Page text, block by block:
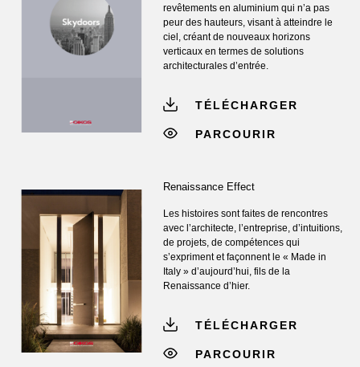
revêtements en aluminium qui n’a pas
peur des hauteurs, visant à atteindre le
ciel, créant de nouveaux horizons
verticaux en termes de solutions
architecturales d’entrée.
TÉLÉCHARGER
PARCOURIR
Renaissance Effect
Les histoires sont faites de rencontres
avec l’architecte, l’entreprise, d’intuitions,
de projets, de compétences qui
s’expriment et façonnent le « Made in
Italy » d’aujourd’hui, fils de la
Renaissance d’hier.
TÉLÉCHARGER
PARCOURIR